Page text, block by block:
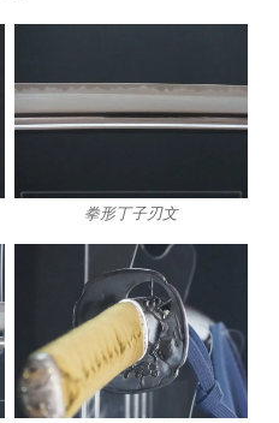
拳形丁子刃文